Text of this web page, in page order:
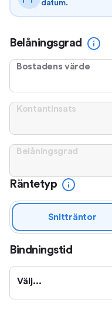
datum.
Räntetyp
Snitträntor
Belåningsgrad
Bostadens värde
Kontantinsats
Belåningsgrad
Bindningstid
Välj...